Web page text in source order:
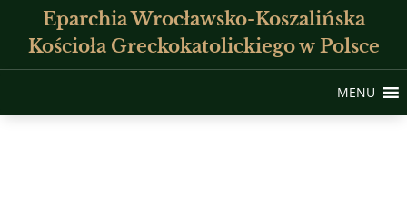
Eparchia Wrocławsko-Koszalińska
Kościoła Greckokatolickiego w Polsce
MENU